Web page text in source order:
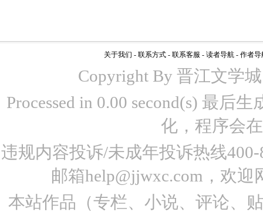
关于我们 - 联系方式 - 联系客服 - 读者导航 - 作者导
Copyright By 晋江文学
Processed in 0.00 second(s) 最后
化，程序会
违规内容投诉/未成年投诉热线
邮箱help@jjwxc.com，欢
本站作品（专栏、小说、评论、